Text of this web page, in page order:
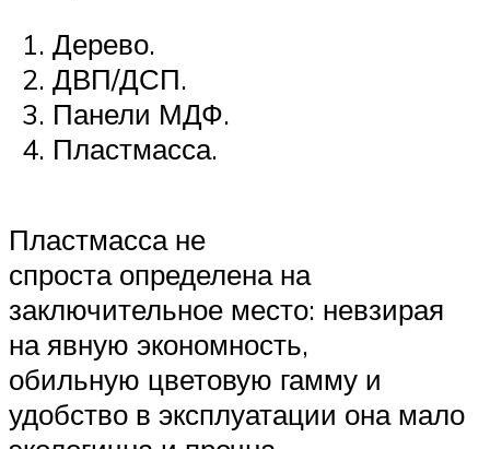
Дерево.
ДВП/ДСП.
Панели МДФ.
Пластмасса.
Пластмасса не
спроста определена на
заключительное место: невзирая
на явную экономность,
обильную цветовую гамму и
удобство в эксплуатации она мало